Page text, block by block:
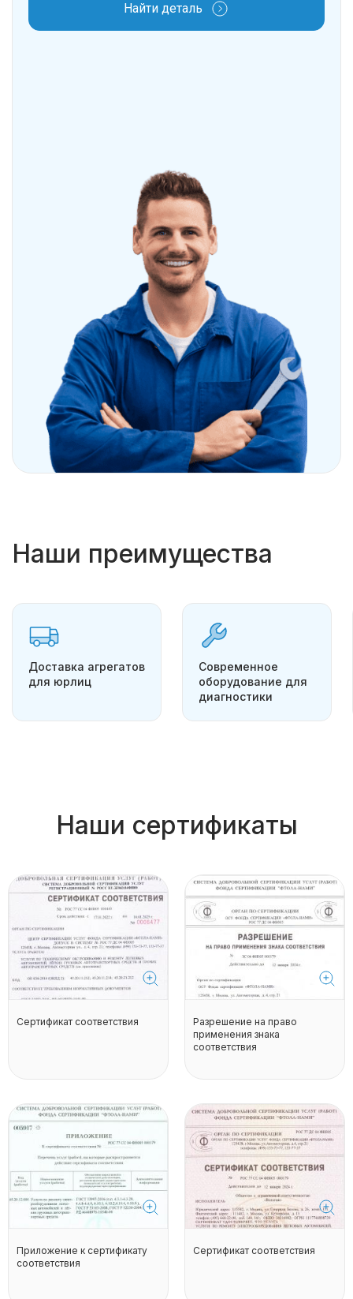
Найти деталь
Наши преимущества
Доставка агрегатов
для юрлиц
Современное
оборудование для
диагностики
Наши сертификаты
Сертификат соответствия
Разрешение на право
применения знака
соответствия
Приложение к сертификату
соответствия
Сертификат соответствия